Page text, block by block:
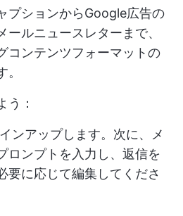
プションからGoogle広告の
ルニュースレターまで、
コンテンツフォーマットの
う：
ンアップします。次に、メ
ロンプトを入力し、返信を
要に応じて編集してくださ